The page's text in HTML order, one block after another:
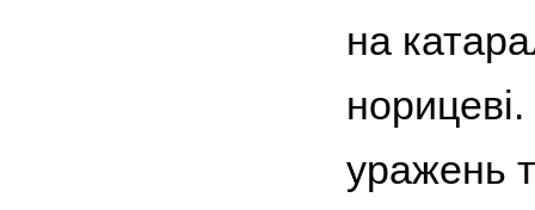
на
уражень